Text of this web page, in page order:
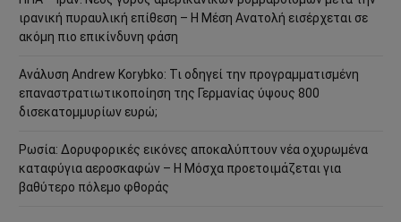
ιρανική πυραυλική επίθεση – Η Μέση Ανατολή εισέρχεται σε
ακόμη πιο επικίνδυνη φάση
Ανάλυση Andrew Korybko: Τι οδηγεί την προγραμματισμένη
επαναστρατιωτικοποίηση της Γερμανίας ύψους 800
δισεκατομμυρίων ευρώ;
Ρωσία: Δορυφορικές εικόνες αποκαλύπτουν νέα οχυρωμένα
καταφύγια αεροσκαφών – Η Μόσχα προετοιμάζεται για
βαθύτερο πόλεμο φθοράς